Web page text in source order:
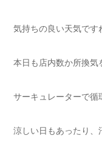
気持ちの良い天気です
本日も店内数か所換気
サーキュレーターで循
涼しい日もあったり、